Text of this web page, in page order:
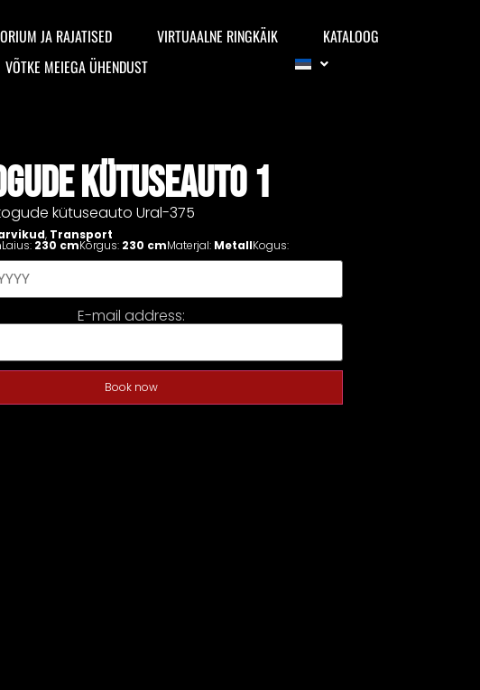
JA RAJATISED VIRTUAALNE RINGKÄIK
KATALOOG
VÕTKE MEIEGA ÜHENDUST
KÜTUSEAUTO 1
kütuseauto Ural-375
, Transport
Laius: 230 cmKõrgus: 230 cmMaterjal: MetallKogus:
E-mail address:
Book now